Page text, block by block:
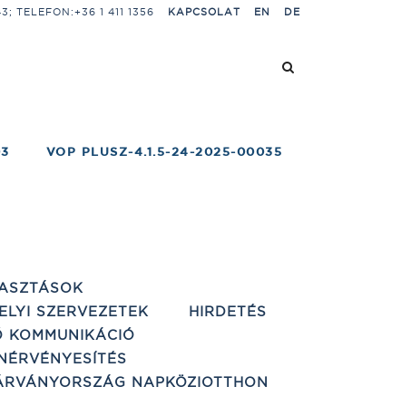
TELEFON:+36 1 411 1356 KAPCSOLAT EN DE
VOP PLUSZ-4.1.5-24-2025-00035
SZERVEZETEK
HIRDETÉS
KOMMUNIKÁCIÓ
NAPKÖZIOTTHON